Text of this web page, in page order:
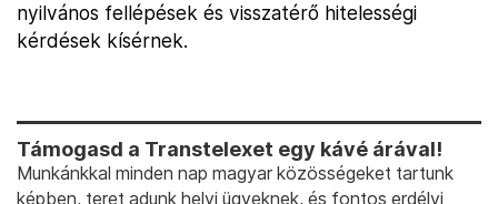
nyilvános fellépések és visszatérő hitelességi
kérdések kísérnek.
Támogasd a Transtelexet egy kávé árával!
Munkánkkal minden nap magyar közösségeket tartunk
képben, teret adunk helyi ügyeknek, és fontos erdélyi